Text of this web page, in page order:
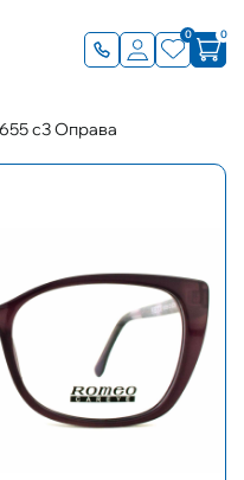
0 0
с3 Оправа